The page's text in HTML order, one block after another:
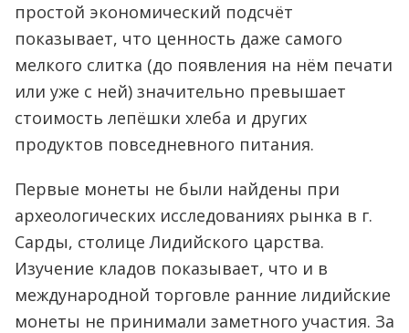
простой экономический подсчёт
показывает, что ценность даже самого
мелкого слитка (до появления на нём печати
или уже с ней) значительно превышает
стоимость лепёшки хлеба и других
продуктов повседневного питания.
Первые монеты не были найдены при
археологических исследованиях рынка в г.
Сарды, столице Лидийского царства.
Изучение кладов показывает, что и в
международной торговле ранние лидийские
монеты не принимали заметного участия. За